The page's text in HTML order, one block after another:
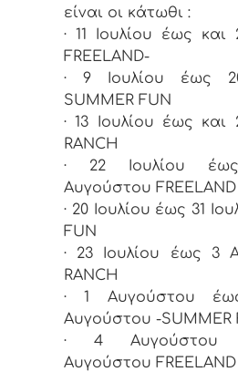
είναι οι κάτωθι :
· 11 Ιουλίου έως και
FREELAND-
· 9 Ιουλίου έως
SUMMER FUN
· 13 Ιουλίου έως και
RANCH
· 22 Ιουλίου
Αυγούστου FREELAND
· 20 Ιουλίου έως 31
FUN
· 23 Ιουλίου έως 3
RANCH
· 1 Αυγούστου
Αυγούστου -SUMMER
· 4 Αυγούστου
Αυγούστου FREELAND